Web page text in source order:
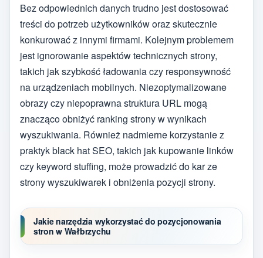
Bez odpowiednich danych trudno jest dostosować
treści do potrzeb użytkowników oraz skutecznie
konkurować z innymi firmami. Kolejnym problemem
jest ignorowanie aspektów technicznych strony,
takich jak szybkość ładowania czy responsywność
na urządzeniach mobilnych. Niezoptymalizowane
obrazy czy niepoprawna struktura URL mogą
znacząco obniżyć ranking strony w wynikach
wyszukiwania. Również nadmierne korzystanie z
praktyk black hat SEO, takich jak kupowanie linków
czy keyword stuffing, może prowadzić do kar ze
strony wyszukiwarek i obniżenia pozycji strony.
Jakie narzędzia wykorzystać do pozycjonowania
stron w Wałbrzychu